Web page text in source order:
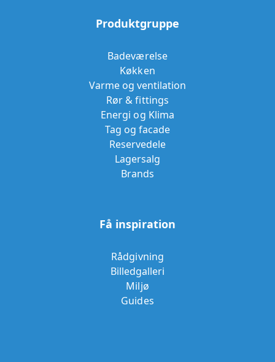
Produktgruppe
Badeværelse
Køkken
Varme og ventilation
Rør & fittings
Energi og Klima
Tag og facade
Reservedele
Lagersalg
Brands
Få inspiration
Rådgivning
Billedgalleri
Miljø
Guides